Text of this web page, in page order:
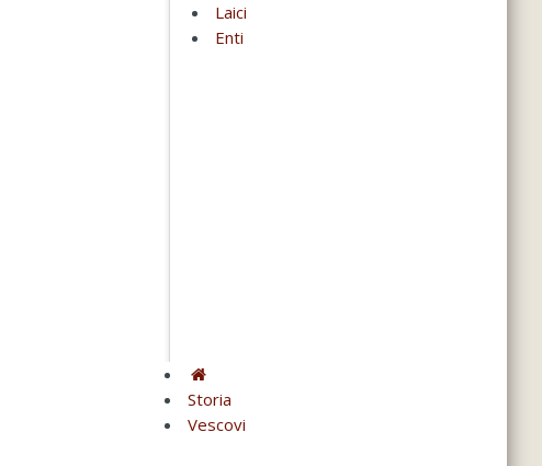
Laici
Enti
Storia
Vescovi